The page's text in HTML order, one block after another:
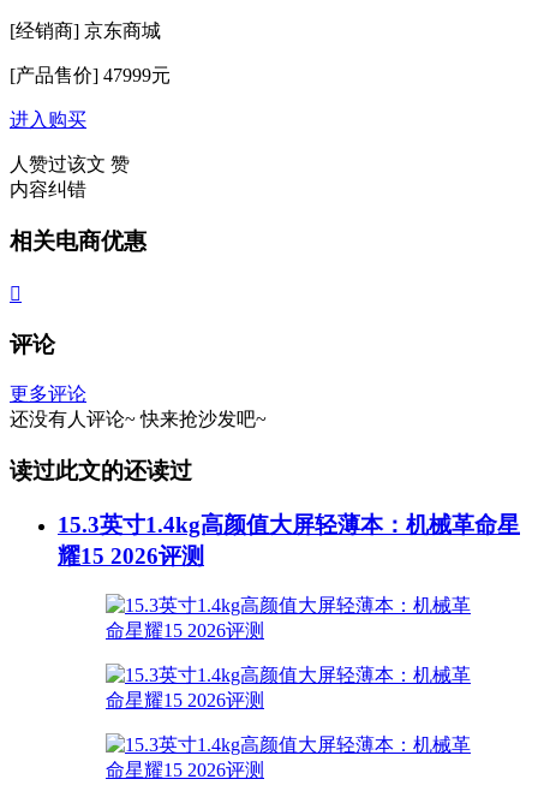
[经销商] 京东商城
[产品售价] 47999元
进入购买
人赞过该文 赞
内容纠错
相关电商优惠

评论
更多评论
还没有人评论~ 快来抢沙发吧~
读过此文的还读过
15.3英寸1.4kg高颜值大屏轻薄本：机械革命星
耀15 2026评测